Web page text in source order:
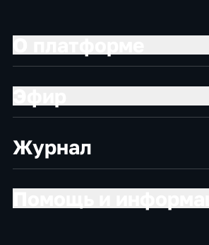
Журнал